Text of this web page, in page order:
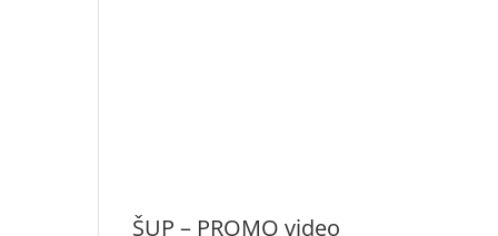
ŠUP – PROMO video